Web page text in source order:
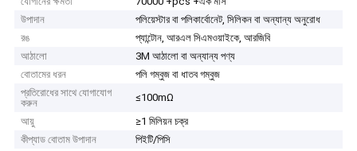
উপাদান
পলিয়েস্টার বা পলিকার্বোনেট, সিলিকন বা অন্যান্য অনুরোধ
রঙ
প্যান্টোন, আরএল সিএমওয়াইকে, আরজিবি
আঠালো
3M আঠালো বা অন্যান্য পণ্য
বোতামের ধরন
পলি গম্বুজ বা ধাতব গম্বুজ
প্রতিরোধের সাথে যোগাযোগ
করুন
≤100mΩ
আয়ু
≥1 মিলিয়ন চক্র
কীপ্যাড বোতাম উপাদান
পিইটি/পিসি